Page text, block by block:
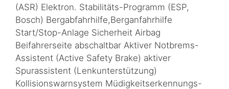
(ASR) Elektron. Stabilitäts-Programm (ESP,
Bosch) Bergabfahrhilfe,Berganfahrhilfe
Start/Stop-Anlage Sicherheit Airbag
Beifahrerseite abschaltbar Aktiver Notbrems-
Assistent (Active Safety Brake) aktiver
Spurassistent (Lenkunterstützung)
Kollisionswarnsystem Müdigkeitserkennungs-